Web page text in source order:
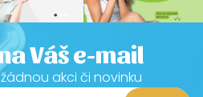
Váš e-mail
akci či novinku